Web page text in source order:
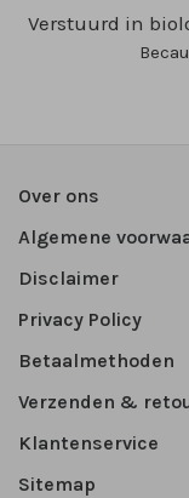
Verstuurd in
Over ons
Algemene
Disclaimer
Privacy Policy
Betaalmethoden
Verzenden &
Klantenservice
Sitemap